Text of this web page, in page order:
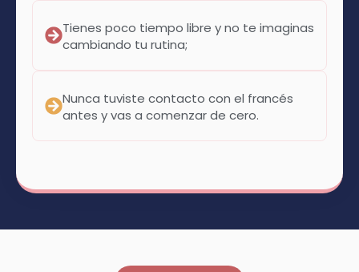
Tienes poco tiempo libre y no te imaginas
cambiando tu rutina;
Nunca tuviste contacto con el francés
antes y vas a comenzar de cero.